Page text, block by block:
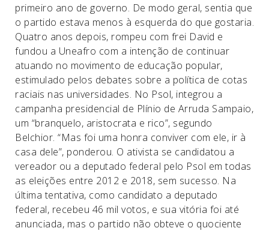
primeiro ano de governo. De modo geral, sentia que
o partido estava menos à esquerda do que gostaria.
Quatro anos depois, rompeu com frei David e
fundou a Uneafro com a intenção de continuar
atuando no movimento de educação popular,
estimulado pelos debates sobre a política de cotas
raciais nas universidades. No Psol, integrou a
campanha presidencial de Plínio de Arruda Sampaio,
um “branquelo, aristocrata e rico”, segundo
Belchior. “Mas foi uma honra conviver com ele, ir à
casa dele”, ponderou. O ativista se candidatou a
vereador ou a deputado federal pelo Psol em todas
as eleições entre 2012 e 2018, sem sucesso. Na
última tentativa, como candidato a deputado
federal, recebeu 46 mil votos, e sua vitória foi até
anunciada, mas o partido não obteve o quociente